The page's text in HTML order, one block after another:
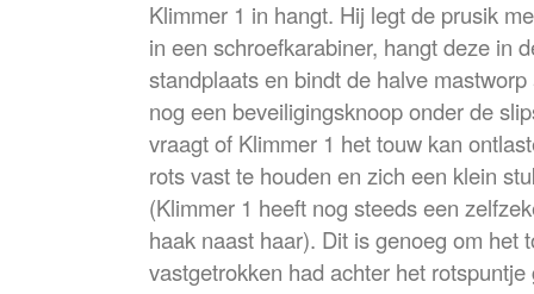
Klimmer 1 in hangt. Hij legt de prusik
in een schroefkarabiner, hangt deze in
standplaats en bindt de halve
nog een beveiligingsknoop onder de
vraagt of Klimmer 1 het touw kan
rots vast te houden en zich een klein
(Klimmer 1 heeft nog steeds een
haak naast haar). Dit is genoeg om het
vastgetrokken had achter het